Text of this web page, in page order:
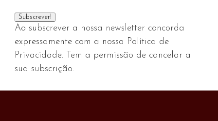
Ao subscrever a nossa newsletter concorda
expressamente com a nossa Política de
Privacidade. Tem a permissão de cancelar a
sua subscrição.